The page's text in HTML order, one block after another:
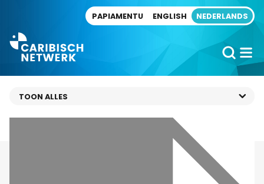
PAPIAMENTU ENGLISH NEDERLANDS